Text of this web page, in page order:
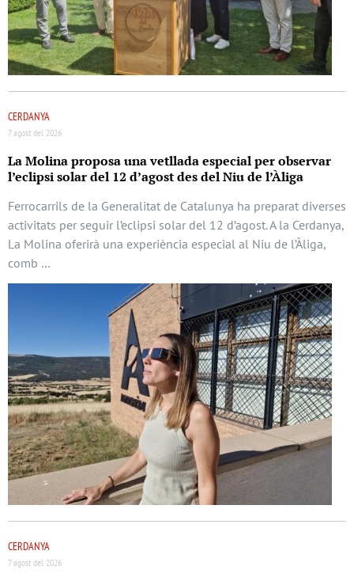
CERDANYA
7 agost del 2026
La Molina proposa una vetllada especial per observar
l’eclipsi solar del 12 d’agost des del Niu de l’Àliga
Ferrocarrils de la Generalitat de Catalunya ha preparat diverses
activitats per seguir l’eclipsi solar del 12 d’agost. A la Cerdanya,
La Molina oferirà una experiència especial al Niu de l’Àliga,
comb …
CERDANYA
7 agost del 2026